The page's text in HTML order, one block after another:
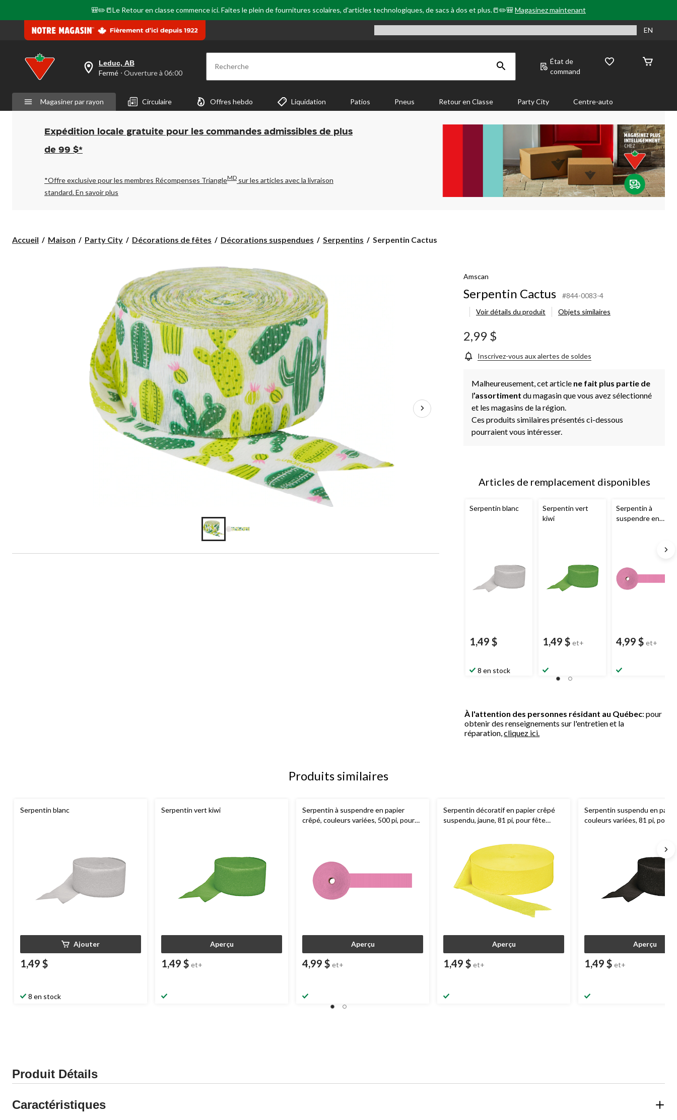
🎒✏️📒Le Retour en classe commence ici. Faites le plein de fournitures scolaires, d'articles technologiques, de sacs à dos et plus.📒✏️🎒Magasinez maintenant
EN
votre
est
Leduc,
AB,
Fermé,
Ouverture
à
pour
changer
Leduc, AB
Fermé ⋅ Ouverture à 06:00 Recherche
État de
command
Magasiner par rayon Circulaire Offres hebdo Liquidation Patios Pneus Retour en Classe Party City Centre-auto
Expédition locale gratuite pour les commandes admissibles de plus
de 99 $*
*Offre exclusive pour les membres Récompenses TriangleMD sur les articles avec la livraison
standard.En savoir plus
Accueil Maison Party City Décorations de fêtes Décorations suspendues Serpentins
Serpentin
Serpentin Cactus
Amscan
Serpentin Cactus
#844-0083-4
Voir détails du produit
Objets similaires
2,99 $
Inscrivez-vous aux alertes de soldes
Malheureusement, cet article ne fait plus partie de
l’assortiment du magasin que vous avez sélectionné
et les magasins de la région.
Ces produits similaires présentés ci-dessous
pourraient vous intéresser.
Articles de remplacement disponibles
Serpentin blanc
1,49 $
8 en stock
Serpentin vert
kiwi
1,49 $ et+
Serpentin à
suspendre en
diplôme
4,99 $ et+
À l'attention des personnes résidant au Québec: pour
obtenir des renseignements sur l'entretien et la
réparation,cliquez ici.
Produits similaires
Serpentin blanc
Ajouter
1,49 $
8 en stock
Serpentin vert kiwi
Aperçu
1,49 $ et+
Serpentin à suspendre en papier
crêpé, couleurs variées, 500 pi, pour
Aperçu
4,99 $ et+
Serpentin décoratif en papier crêpé
suspendu, jaune, 81 pi, pour fête
Aperçu
1,49 $ et+
Serpentin suspendu en
couleurs variées, 81 pi, pour
Aperçu
1,49 $ et+
Produit Détails
Caractéristiques